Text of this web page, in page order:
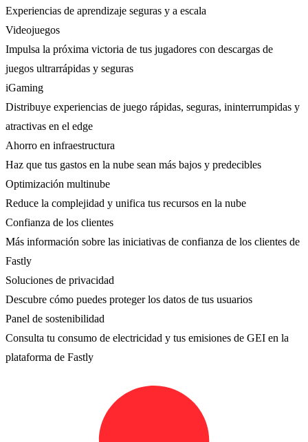
Experiencias de aprendizaje seguras y a escala
Videojuegos
Impulsa la próxima victoria de tus jugadores con descargas de
juegos ultrarrápidas y seguras
iGaming
Distribuye experiencias de juego rápidas, seguras, ininterrumpidas y
atractivas en el edge
Ahorro en infraestructura
Haz que tus gastos en la nube sean más bajos y predecibles
Optimización multinube
Reduce la complejidad y unifica tus recursos en la nube
Confianza de los clientes
Más información sobre las iniciativas de confianza de los clientes de
Fastly
Soluciones de privacidad
Descubre cómo puedes proteger los datos de tus usuarios
Panel de sostenibilidad
Consulta tu consumo de electricidad y tus emisiones de GEI en la
plataforma de Fastly